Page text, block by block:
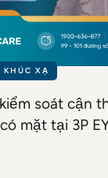
XẠ
soát cận
mặt tại 3P